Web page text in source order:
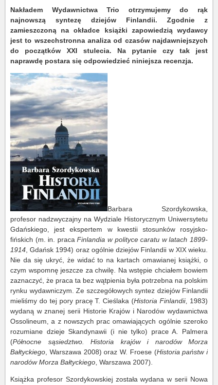
Nakładem Wydawnictwa Trio otrzymujemy do rąk
najnowszą syntezę dziejów Finlandii. Zgodnie z
zamieszczoną na okładce książki zapowiedzią wydawcy
jest to wszechstronna analiza od czasów najdawniejszych
do początków XXI stulecia. Na pytanie czy tak jest
naprawdę postara się odpowiedzieć niniejsza recenzja.
Barbara Szordykowska,
profesor nadzwyczajny na Wydziale Historycznym Uniwersytetu
Gdańskiego, jest ekspertem w kwestii stosunków rosyjsko-
fińskich (m. in. pracaFinlandia w polityce caratu w latach 1899-
1914 , Gdańsk 1994) oraz ogólnie dziejów Finlandii w XIX wieku.
Nie da się ukryć, że widać to na kartach omawianej książki, o
czym wspomnę jeszcze za chwilę. Na wstępie chciałem bowiem
zaznaczyć, że praca ta bez wątpienia była potrzebna na polskim
rynku wydawniczym. Ze szczegółowych syntez dziejów Finlandii
mieliśmy do tej pory pracę T. Cieślaka (Historia Finlandii, 1983)
wydaną w znanej serii Historie Krajów i Narodów wydawnictwa
Ossolineum, a z nowszych prac omawiających ogólnie szeroko
rozumiane dzieje Skandynawii (i nie tylko) prace A. Palmera
(Północne sąsiedztwo. Historia krajów i narodów Morza
Bałtyckiego , Warszawa 2008) oraz W. Froese (Historia państw i
narodów Morza Bałtyckiego , Warszawa 2007).
Książka profesor Szordykowskiej została wydana w serii Nowa